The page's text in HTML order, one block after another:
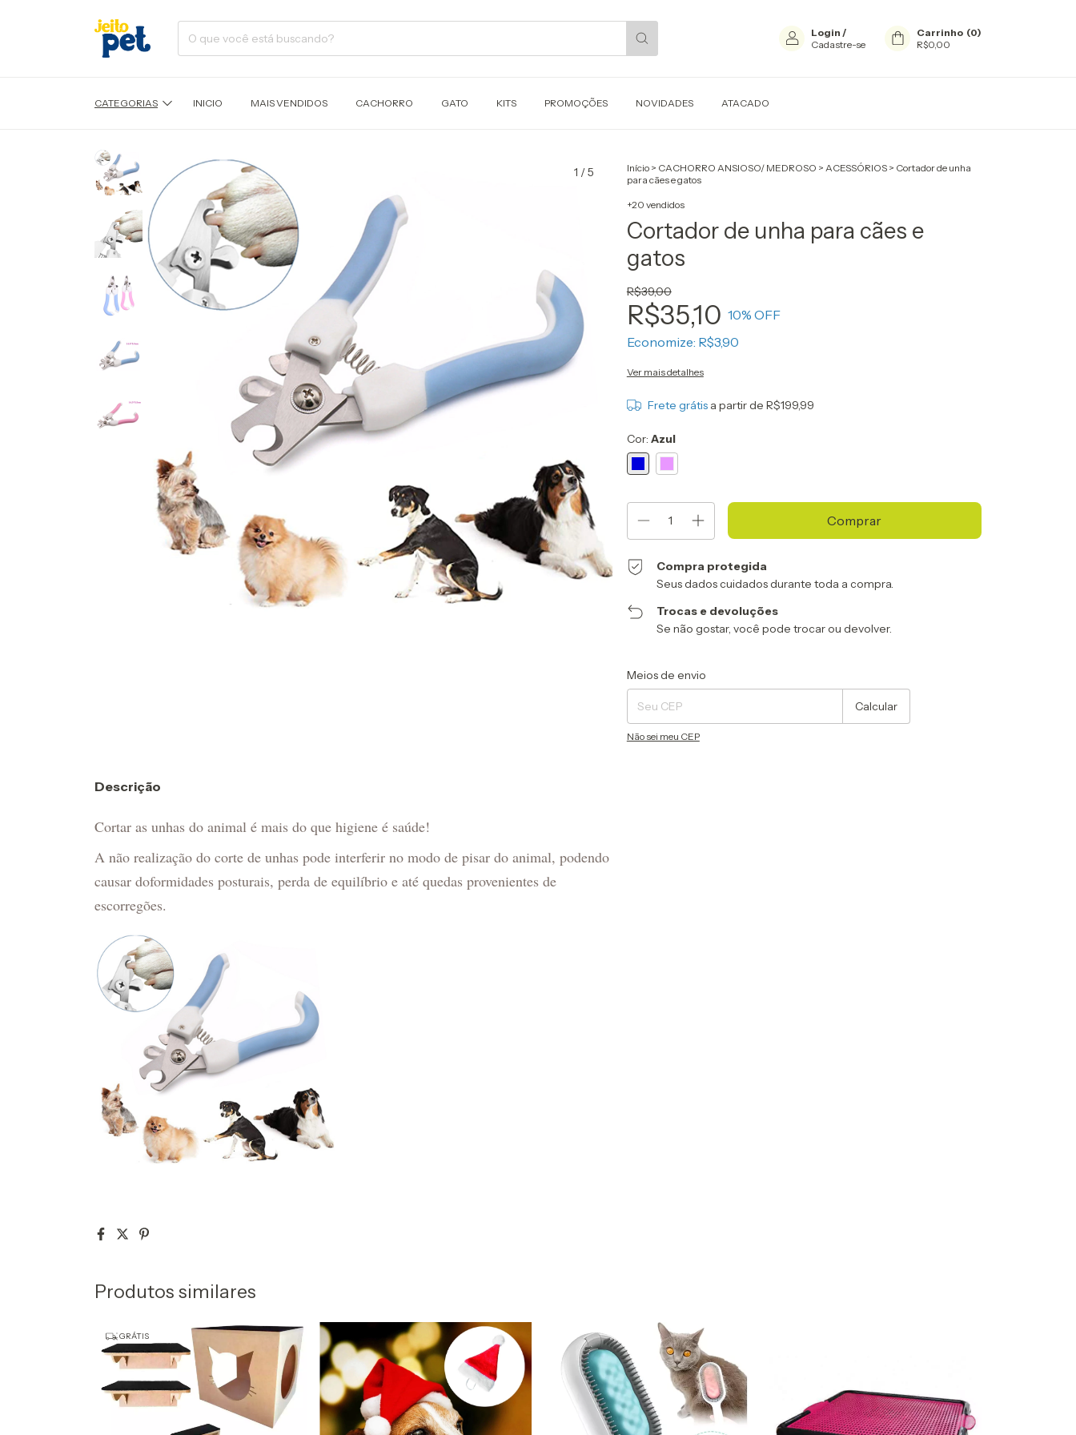
Login /
Cadastre-se
Carrinho (0)
R$0,00
CATEGORIAS INICIO MAIS VENDIDOS CACHORRO GATO KITS PROMOÇÕES NOVIDADES ATACADO
1 /5 Início > CACHORRO ANSIOSO/ MEDROSO > ACESSÓRIOS > Cortador de unha
para cães e gatos
+20 vendidos
Cortador de unha para cães e
gatos
R$39,00
R$35,10 10% OFF
Economize: R$3,90
Ver mais detalhes
Frete grátis a partir deR$199,99
Cor: Azul
Compra protegida
Seus dados cuidados durante toda a compra.
Trocas e devoluções
Se não gostar, você pode trocar ou devolver.
Entregas para o CEP:
Meios de envio
Calcular
Não sei meu CEP
Descrição
Cortar as unhas do animal é mais do que higiene é saúde!
A não realização do corte de unhas pode interferir no modo de pisar do animal, podendo
causar doformidades posturais, perda de equilíbrio e até quedas provenientes de
escorregões.
Produtos similares
GRÁTIS